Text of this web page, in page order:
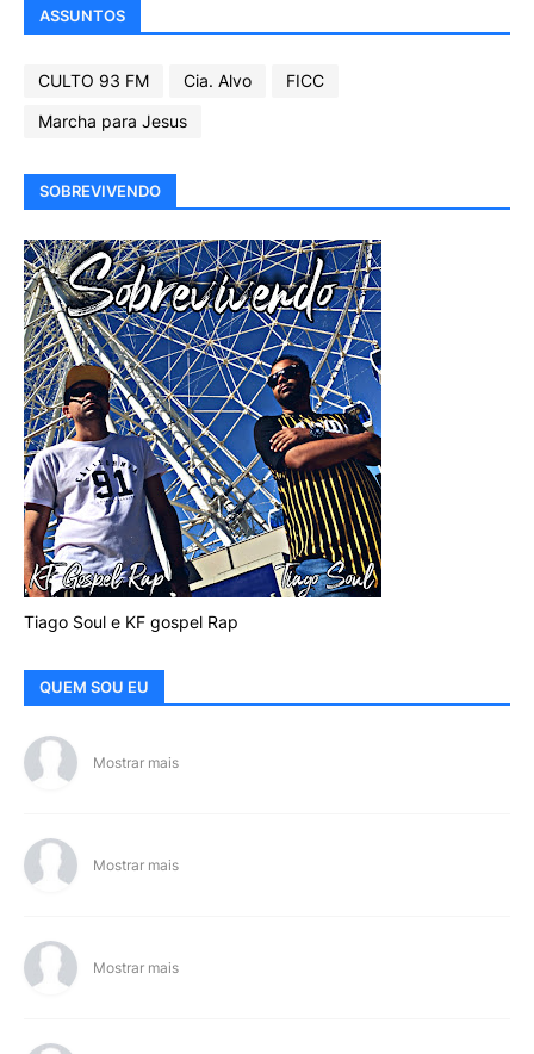
ASSUNTOS
CULTO 93 FM Cia. Alvo
FICC
Marcha para Jesus
SOBREVIVENDO
Tiago Soul e KF gospel Rap
QUEM SOU EU
Mostrar mais
Mostrar mais
Mostrar mais